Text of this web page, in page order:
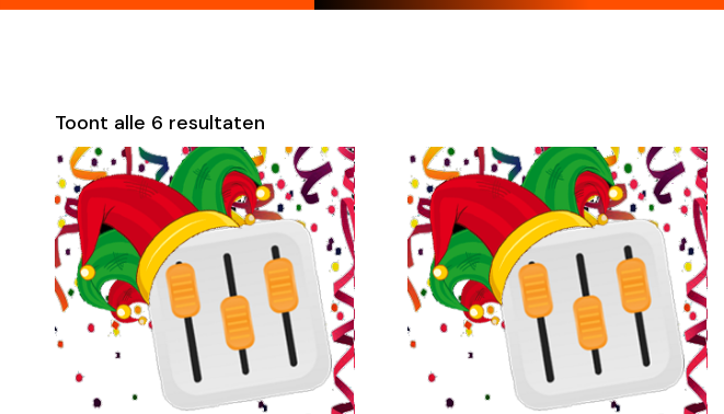
Toont alle 6 resultaten